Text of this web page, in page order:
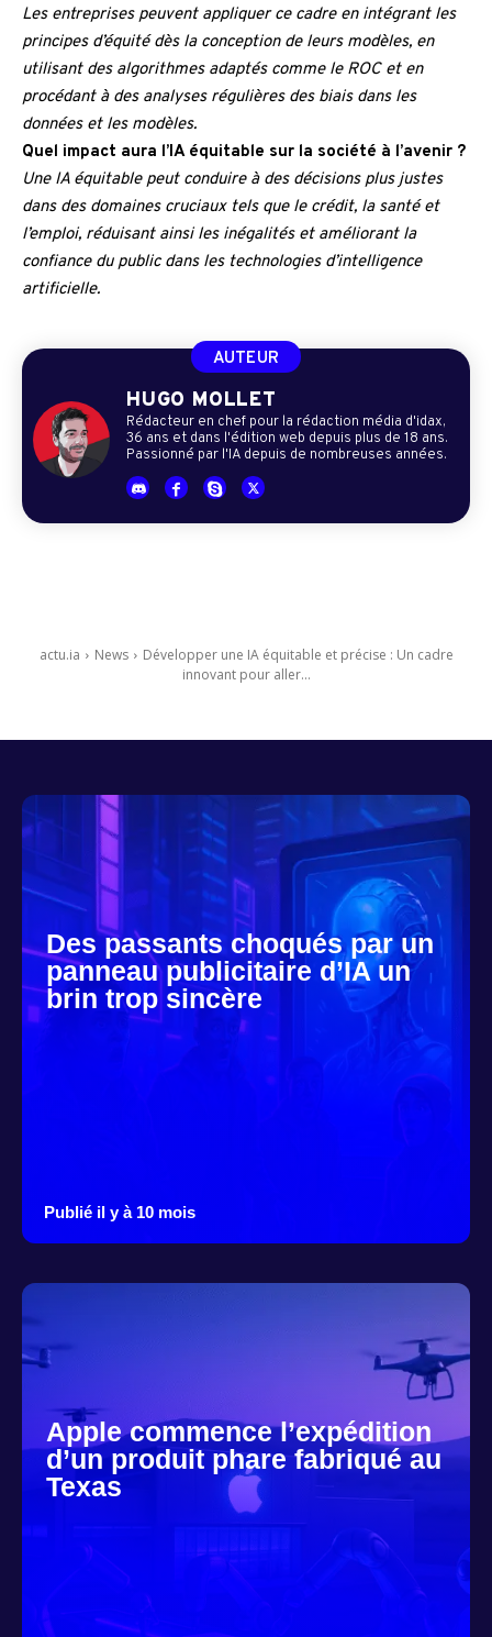
Les entreprises peuvent appliquer ce cadre en intégrant les
principes d’équité dès la conception de leurs modèles, en
utilisant des algorithmes adaptés comme le ROC et en
procédant à des analyses régulières des biais dans les
données et les modèles.
Quel impact aura l’IA équitable sur la société à l’avenir ?
Une IA équitable peut conduire à des décisions plus justes
dans des domaines cruciaux tels que le crédit, la santé et
l’emploi, réduisant ainsi les inégalités et améliorant la
confiance du public dans les technologies d’intelligence
artificielle.
AUTEUR
HUGO MOLLET
Rédacteur en chef pour la rédaction média d'idax,
36 ans et dans l'édition web depuis plus de 18 ans.
Passionné par l'IA depuis de nombreuses années.
actu.ia News
Développer une IA équitable et précise : Un cadre
innovant pour aller...
Des passants choqués par un
panneau publicitaire d’IA un
brin trop sincère
Publié il y à 10 mois
Apple commence l’expédition
d’un produit phare fabriqué au
Texas